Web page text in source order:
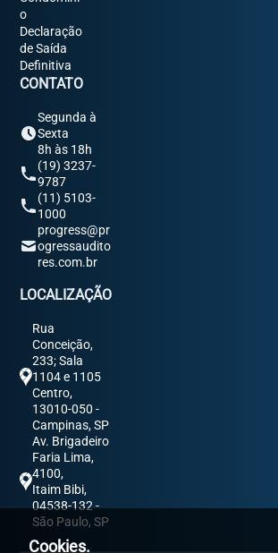
o
Declaração
de Saída
Definitiva
CONTATO
Segunda à
Sexta
8h às 18h
(19) 3237-
9787
(11) 5103-
1000
progress@pr
ogressaudito
res.com.br
LOCALIZAÇÃO
Rua
Conceição,
233; Sala
1104 e 1105
Centro,
13010-050 -
Campinas, SP
Av. Brigadeiro
Faria Lima,
4100,
Itaim Bibi,
04538-132 -
São Paulo, SP
Cookies.